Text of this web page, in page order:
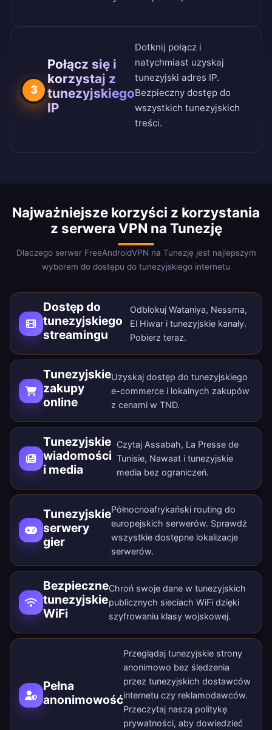
3
Połącz się i
korzystaj z
tunezyjskiego
IP
Dotknij połącz i
natychmiast uzyskaj
tunezyjski adres IP.
Bezpieczny dostęp do
wszystkich tunezyjskich
treści.
Najważniejsze korzyści z korzystania
z serwera VPN na Tunezję
Dlaczego serwer FreeAndroidVPN na Tunezję jest najlepszym
wyborem do dostępu do tunezyjskiego internetu
Dostęp do
tunezyjskiego
streamingu
Odblokuj Wataniya, Nessma,
El Hiwar i tunezyjskie kanały.
Pobierz teraz.
Tunezyjskie
zakupy
online
Uzyskaj dostęp do tunezyjskiego
e-commerce i lokalnych zakupów
z cenami w TND.
Tunezyjskie
wiadomości
i media
Czytaj Assabah, La Presse de
Tunisie, Nawaat i tunezyjskie
media bez ograniczeń.
Tunezyjskie
serwery
gier
Północnoafrykański routing do
europejskich serwerów. Sprawdź
wszystkie dostępne lokalizacje
serwerów.
Bezpieczne
tunezyjskie
WiFi
Chroń swoje dane w tunezyjskich
publicznych sieciach WiFi dzięki
szyfrowaniu klasy wojskowej.
Pełna
anonimowość
Przeglądaj tunezyjskie strony
anonimowo bez śledzenia
przez tunezyjskich dostawców
internetu czy reklamodawców.
Przeczytaj naszą politykę
prywatności, aby dowiedzieć